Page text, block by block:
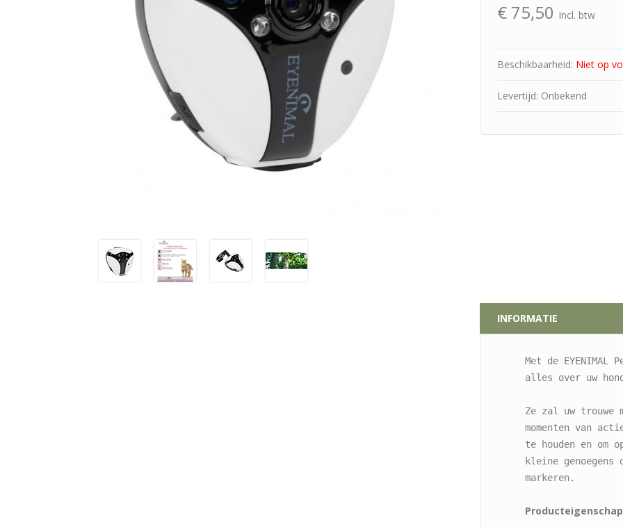
€ 75,50 Incl. btw
Beschikbaarheid: Niet op
Levertijd: Onbekend
INFORMATIE
Met de
alles over uw
Ze zal uw
momenten van
te houden en om
kleine
markeren.